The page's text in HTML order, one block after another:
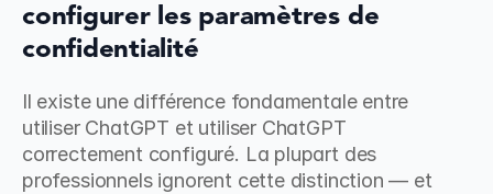
configurer les paramètres de
confidentialité
Il existe une différence fondamentale entre
utiliser ChatGPT et utiliser ChatGPT
correctement configuré. La plupart des
professionnels ignorent cette distinction — et